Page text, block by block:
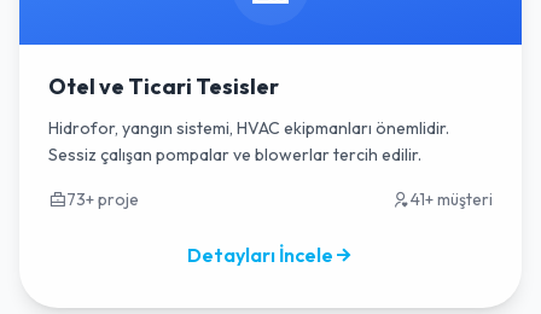
Otel ve Ticari Tesisler
Hidrofor, yangın sistemi, HVAC ekipmanları önemlidir.
Sessiz çalışan pompalar ve blowerlar tercih edilir.
73+ proje 41+ müşteri
Detayları İncele